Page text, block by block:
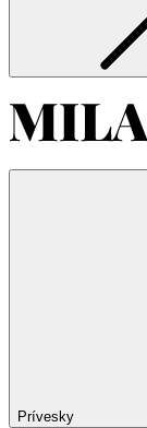
Prívesky